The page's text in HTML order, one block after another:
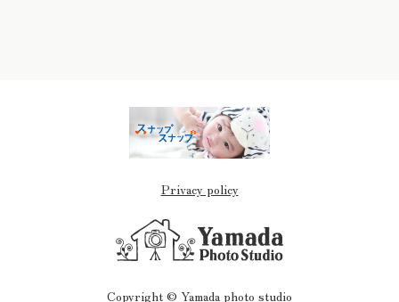
Privacy policy
Copyright © Yamada photo studio